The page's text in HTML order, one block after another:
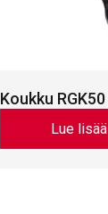
Koukku RGK50
Lue lisää